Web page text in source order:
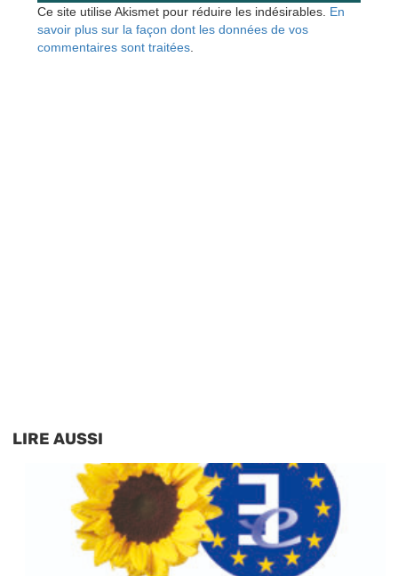
Ce site utilise Akismet pour réduire les indésirables. En
savoir plus sur la façon dont les données de vos
commentaires sont traitées
LIRE AUSSI